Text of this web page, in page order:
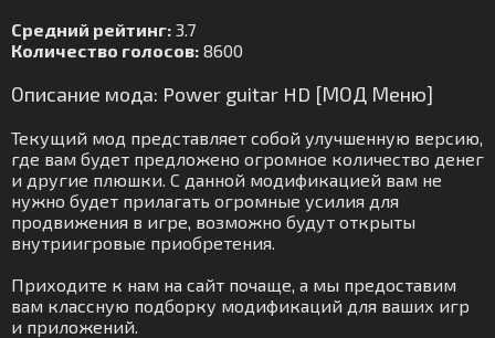
Средний рейтинг: 3.7
Количество голосов: 8600
Описание мода: Power guitar HD [МОД Меню]
Текущий мод представляет собой улучшенную версию,
где вам будет предложено огромное количество денег
и другие плюшки. С данной модификацией вам не
нужно будет прилагать огромные усилия для
продвижения в игре, возможно будут открыты
внутриигровые приобретения.
Приходите к нам на сайт почаще, а мы предоставим
вам классную подборку модификаций для ваших игр
и приложений.